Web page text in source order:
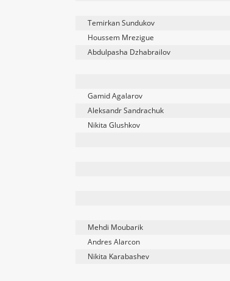
Temirkan Sundukov
Houssem Mrezigue
Abdulpasha Dzhabrailov
Gamid Agalarov
Aleksandr Sandrachuk
Nikita Glushkov
Mehdi Moubarik
Andres Alarcon
Nikita Karabashev